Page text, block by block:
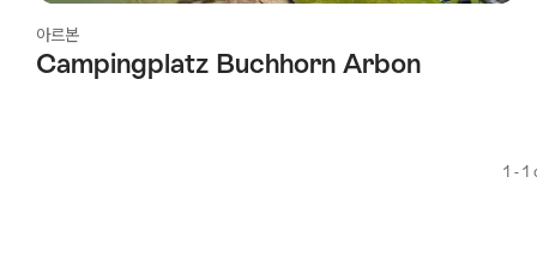
아르본
Campingplatz Buchhorn Arbon
1 - 1